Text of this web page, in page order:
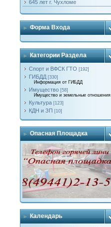
645 лет г. Чухломе
Форма Входа
Категории Раздела
Спорт и ВФСК ГТО [192]
ГИБДД [330]
Информация от ГИБДД
Имущество [58]
Имущество и земельные отношения
Культура [123]
КДН и ЗП [10]
Опасная Площадка
Календарь